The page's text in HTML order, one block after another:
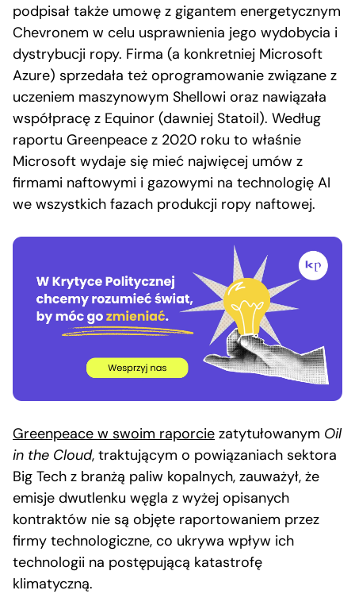
podpisał także umowę z gigantem energetycznym
Chevronem w celu usprawnienia jego wydobycia i
dystrybucji ropy. Firma (a konkretniej Microsoft
Azure) sprzedała też oprogramowanie związane z
uczeniem maszynowym Shellowi oraz nawiązała
współpracę z Equinor (dawniej Statoil). Według
raportu Greenpeace z 2020 roku to właśnie
Microsoft wydaje się mieć najwięcej umów z
firmami naftowymi i gazowymi na technologię AI
we wszystkich fazach produkcji ropy naftowej.
Greenpeace w swoim raporcie zatytułowanym Oil
in the Cloud, traktującym o powiązaniach sektora
Big Tech z branżą paliw kopalnych, zauważył, że
emisje dwutlenku węgla z wyżej opisanych
kontraktów nie są objęte raportowaniem przez
firmy technologiczne, co ukrywa wpływ ich
technologii na postępującą katastrofę
klimatyczną.